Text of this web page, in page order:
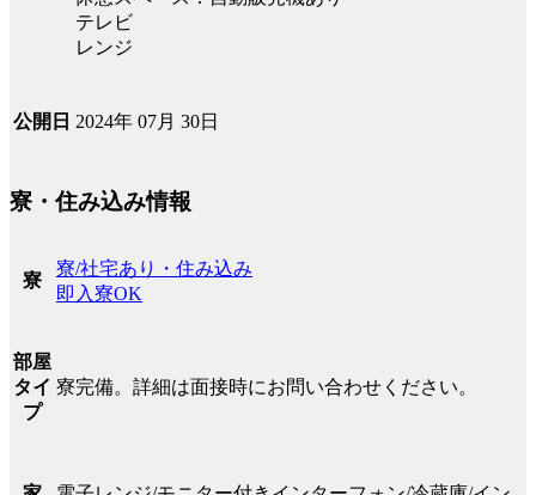
テレビ
レンジ
公開日 2024年 07月 30日
寮・住み込み情報
寮
寮/社宅あり・住み込み
即入寮OK
部屋
タイ
プ
寮完備。詳細は面接時にお問い合わせください。